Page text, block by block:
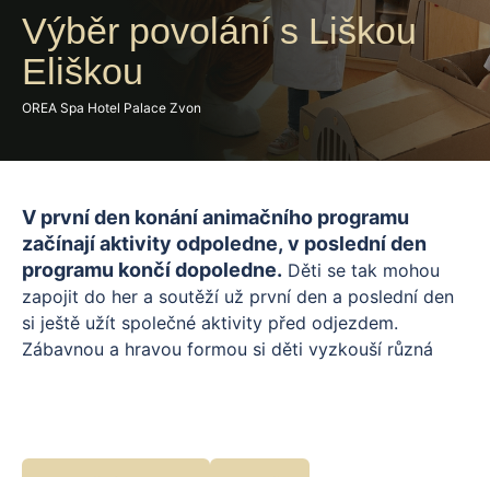
Výběr povolání s Liškou
Eliškou
OREA Spa Hotel Palace Zvon
V první den konání animačního programu
začínají aktivity odpoledne, v poslední den
programu končí dopoledne. Děti se tak mohou
zapojit do her a soutěží už první den a poslední den
si ještě užít společné aktivity před odjezdem.
Zábavnou a hravou formou si děti vyzkouší různá
které mohou objevovat nové role, zkoušet si různé